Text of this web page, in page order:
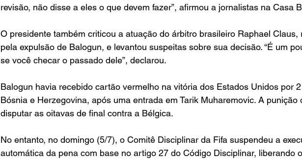
revisão, não disse a eles o que devem fazer”, afirmou a jornalistas na Casa
O presidente também criticou a atuação do árbitro brasileiro Raphael Claus,
pela expulsão de Balogun, e levantou suspeitas sobre sua decisão. “É um
se você checar o passado dele”, declarou.
Balogun havia recebido cartão vermelho na vitória dos Estados Unidos por
Bósnia e Herzegovina, após uma entrada em Tarik Muharemovic. A punição
disputar as oitavas de final contra a Bélgica.
No entanto, no domingo (5/7), o Comitê Disciplinar da Fifa suspendeu a
automática da pena com base no artigo 27 do Código Disciplinar, liberando